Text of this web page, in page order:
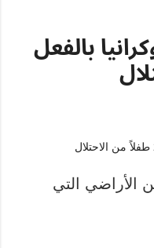
بالفعل
2358 طفلاً من الأراضي التي